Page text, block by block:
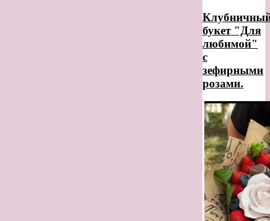
букет "Для
любимой"
с
зефирными
розами.